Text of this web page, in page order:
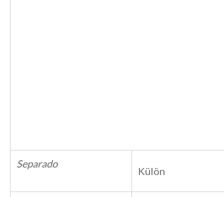
Separado
Külön